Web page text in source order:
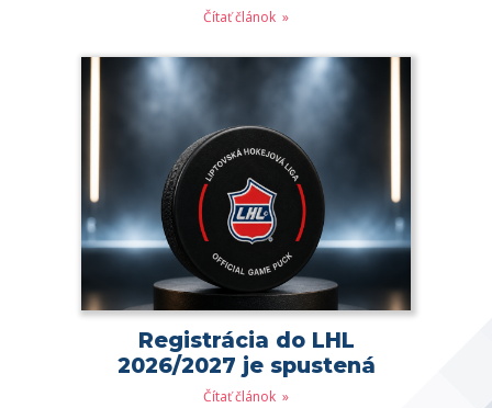
Čítať článok
Registrácia do LHL
2026/2027 je spustená
Čítať článok